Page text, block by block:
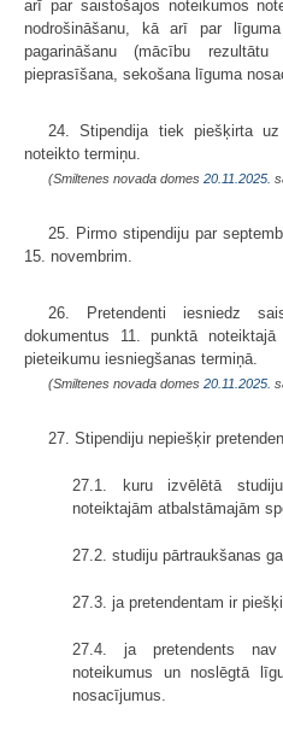
arī par saistošajos noteikumos
nodrošināšanu, kā arī par
pagarināšanu (mācību
pieprasīšana, sekošana līguma
24. Stipendija tiek piešķirta
noteikto termiņu.
(Smiltenes novada domes 20.11.2025.
25. Pirmo stipendiju par
15. novembrim.
26. Pretendenti iesniedz
dokumentus 11. punktā
pieteikumu iesniegšanas termiņā.
(Smiltenes novada domes 20.11.2025.
27. Stipendiju nepiešķir
27.1. kuru izvēlētā
noteiktajām atbalstāmajām
27.2. studiju pārtraukšanas
27.3. ja pretendentam ir
27.4. ja pretendents
noteikumus un noslēgtā
nosacījumus.